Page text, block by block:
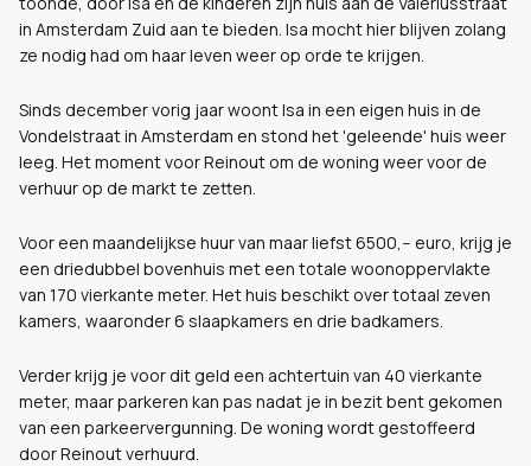
in Amsterdam Zuid aan te bieden. Isa mocht hier blijven zolang
ze nodig had om haar leven weer op orde te krijgen.
Sinds december vorig jaar woont Isa in een eigen huis in de
Vondelstraat in Amsterdam en stond het 'geleende' huis weer
leeg. Het moment voor Reinout om de woning weer voor de
verhuur op de markt te zetten.
Voor een maandelijkse huur van maar liefst 6500,-- euro, krijg je
een driedubbel bovenhuis met een totale woonoppervlakte
van 170 vierkante meter. Het huis beschikt over totaal zeven
kamers, waaronder 6 slaapkamers en drie badkamers.
Verder krijg je voor dit geld een achtertuin van 40 vierkante
meter, maar parkeren kan pas nadat je in bezit bent gekomen
van een parkeervergunning. De woning wordt gestoffeerd
door Reinout verhuurd.